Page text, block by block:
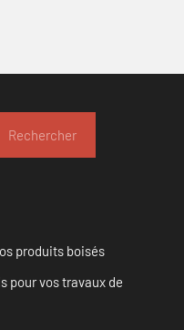
Rechercher
produits boisés
pour vos travaux de